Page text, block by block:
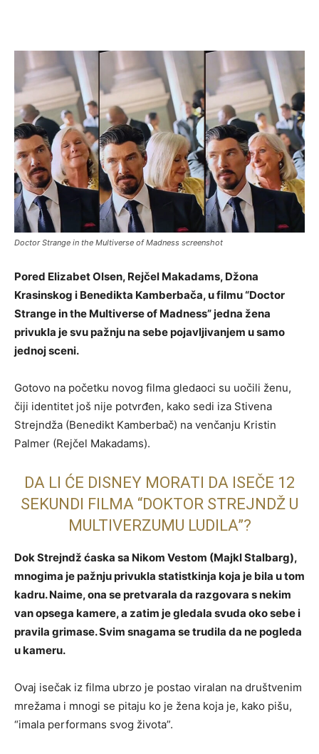
Doctor Strange in the Multiverse of Madness screenshot
Pored Elizabet Olsen, Rejčel Makadams, Džona
Krasinskog i Benedikta Kamberbača, u filmu “Doctor
Strange in the Multiverse of Madness” jedna žena
privukla je svu pažnju na sebe pojavljivanjem u samo
jednoj sceni.
Gotovo na početku novog filma gledaoci su uočili ženu,
čiji identitet još nije potvrđen, kako sedi iza Stivena
Strejndža (Benedikt Kamberbač) na venčanju Kristin
Palmer (Rejčel Makadams).
DA LI ĆE DISNEY MORATI DA ISEČE 12
SEKUNDI FILMA “DOKTOR STREJNDŽ U
MULTIVERZUMU LUDILA”?
Dok Strejndž ćaska sa Nikom Vestom (Majkl Stalbarg),
mnogima je pažnju privukla statistkinja koja je bila u tom
kadru. Naime, ona se pretvarala da razgovara s nekim
van opsega kamere, a zatim je gledala svuda oko sebe i
pravila grimase. Svim snagama se trudila da ne pogleda
u kameru.
Ovaj isečak iz filma ubrzo je postao viralan na društvenim
mrežama i mnogi se pitaju ko je žena koja je, kako pišu,
“imala performans svog života”.